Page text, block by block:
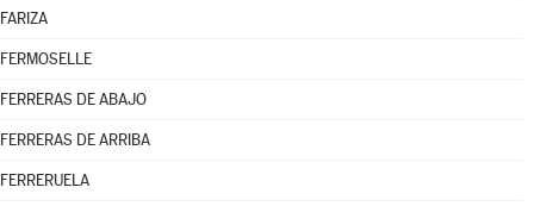
FARIZA
FERMOSELLE
FERRERAS DE ABAJO
FERRERAS DE ARRIBA
FERRERUELA